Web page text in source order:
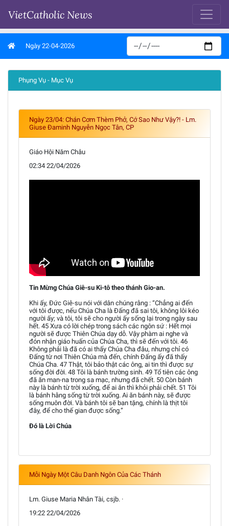
VietCatholic News
Ngày 22-04-2026
Phụng Vụ - Mục Vụ
Ngày 23/04: Chán Cơm Thèm Phở, Cớ Sao Như Vậy?! - Lm.
Giuse Đaminh Nguyễn Ngọc Tân, CP
Giáo Hội Năm Châu
02:34 22/04/2026
Tin Mừng Chúa Giê-su Ki-tô theo thánh Gio-an.
Khi ấy, Đức Giê-su nói với dân chúng rằng : “Chẳng ai đến
với tôi được, nếu Chúa Cha là Đấng đã sai tôi, không lôi kéo
người ấy; và tôi, tôi sẽ cho người ấy sống lại trong ngày sau
hết. 45 Xưa có lời chép trong sách các ngôn sứ : Hết mọi
người sẽ được Thiên Chúa dạy dỗ. Vậy phàm ai nghe và
đón nhận giáo huấn của Chúa Cha, thì sẽ đến với tôi. 46
Không phải là đã có ai thấy Chúa Cha đâu, nhưng chỉ có
Đấng từ nơi Thiên Chúa mà đến, chính Đấng ấy đã thấy
Chúa Cha. 47 Thật, tôi bảo thật các ông, ai tin thì được sự
sống đời đời. 48 Tôi là bánh trường sinh. 49 Tổ tiên các ông
đã ăn man-na trong sa mạc, nhưng đã chết. 50 Còn bánh
này là bánh từ trời xuống, để ai ăn thì khỏi phải chết. 51 Tôi
là bánh hằng sống từ trời xuống. Ai ăn bánh này, sẽ được
sống muôn đời. Và bánh tôi sẽ ban tặng, chính là thịt tôi
đây, để cho thế gian được sống.”
Đó là Lời Chúa
Mỗi Ngày Một Câu Danh Ngôn Của Các Thánh
Lm. Giuse Maria Nhân Tài, csjb. ·
19:22 22/04/2026